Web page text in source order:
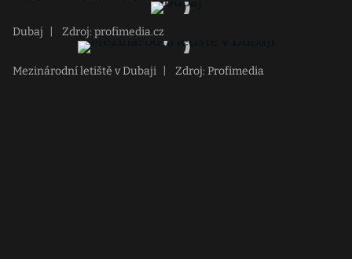
Dubaj Zdroj: profimedia.cz
Mezinárodní letiště v Dubaji Zdroj: Profimedia